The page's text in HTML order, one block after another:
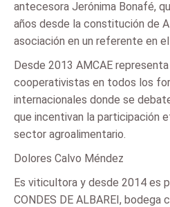
antecesora Jerónima Bonafé,
años desde la constitución de
asociación en un referente en
Desde 2013 AMCAE
cooperativistas en todos los
internacionales donde se
que incentivan la participación
sector agroalimentario.
Dolores Calvo Méndez
Es viticultora y desde 2014 es
CONDES DE ALBAREI,